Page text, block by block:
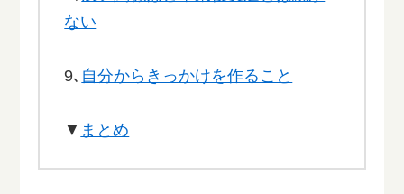
ない
9､ 自分からきっかけを作ること
▼ まとめ